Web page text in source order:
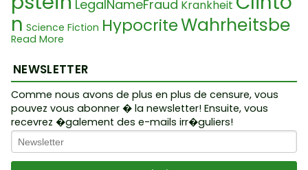
LegalNameFraud Krankheit
n Science Fiction HypocriteWahrheitsbe
wegung
ts K.I. Controle EmaKrusi
InterviewFreimaurer MensongeGen
etikPCR TestPouvoirNew World
OrderTreffainguy Conspir
Read More
NEWSLETTER
Comme nous avons de plus en plus de censure, vous
pouvez vous abonner � la newsletter! Ensuite, vous
recevrez �galement des e-mails irr�guliers!